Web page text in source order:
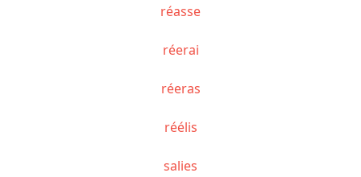
réasse
réerai
réeras
réélis
salies